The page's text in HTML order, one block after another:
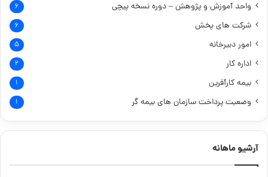
واحد آموزش و پژوهش – دوره نسخه پیچی ۶
شرکت های پخش ۶
امور دبیرخانه ۵
اداره کار ۲
بیمه کارآفرین ۱
وضعیت پرداخت سازمان های بیمه گر ۱
آرشیو ماهانه